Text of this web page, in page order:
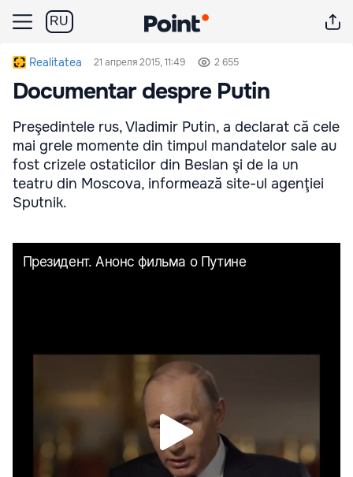
RU
Realitatea 21 апреля 2015, 11:49 2 655
Documentar despre Putin
Preşedintele rus, Vladimir Putin, a declarat că cele
mai grele momente din timpul mandatelor sale au
fost crizele ostaticilor din Beslan şi de la un
teatru din Moscova, informează site-ul agenţiei
Sputnik.